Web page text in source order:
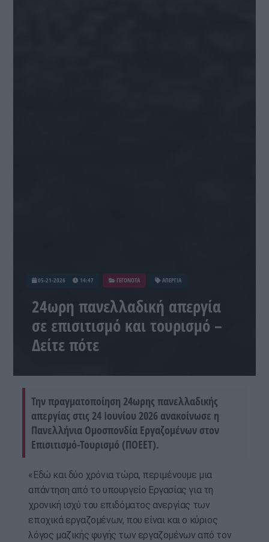
05-21-2026 14:47 ΓΕΓΟΝΟΤΑ ΑΠΕΡΓΙΑ
24ωρη πανελλαδική απεργία
σε επισιτισμό και τουρισμό –
Δείτε πότε
Την πραγματοποίηση 24ωρης πανελλαδικής
απεργίας στις 24 Ιουνίου 2026 ανακοίνωσε η
Πανελλήνια Ομοσπονδία Εργαζομένων στον
Επισιτισμό-Τουρισμό (ΠΟΕΕΤ).
«Εδώ και δύο χρόνια τώρα, περιμένουμε μια
απάντηση από το υπουργείο Εργασίας για τη
χρονική ισχύ του επιδόματος ανεργίας των
εποχικά εργαζομένων, που είναι και ο κύριος
λόγος μαζικής φυγής των εργαζομένων από τον